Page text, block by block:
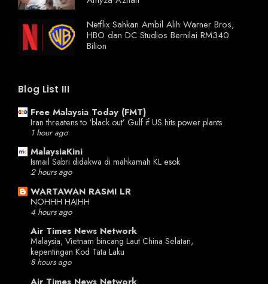
Netflix Sahkan Ambil Alih Warner Bros,
HBO dan DC Studios Bernilai RM340
Bilion
Blog List III
Free Malaysia Today (FMT)
Iran threatens to ‘black out’ Gulf if US hits power plants
1 hour ago
MalaysiaKini
Ismail Sabri didakwa di mahkamah KL esok
2 hours ago
WARTAWAN RASMI LR
NOHHH HAIHH
4 hours ago
Air Times News Network
Malaysia, Vietnam bincang Laut China Selatan,
kepentingan Kod Tata Laku
8 hours ago